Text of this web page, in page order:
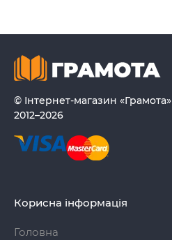
© Інтернет-магазин «Грамота»
2012–2026
Корисна інформація
Головна